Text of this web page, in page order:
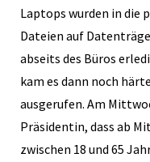
Laptops wurden in die
Dateien auf
abseits des Büros
kam es dann noch
ausgerufen. Am
Präsidentin, dass ab
zwischen 18 und 65